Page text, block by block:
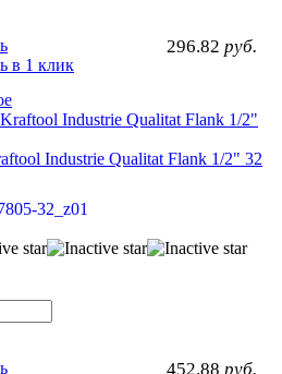
296.82 руб.
в 1 клик
Industrie Qualitat Flank 1/2" 32
32_z01
452.88 руб.